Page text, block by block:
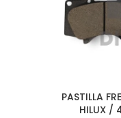
AÑADIR AL
PASTILLA
HILUX /